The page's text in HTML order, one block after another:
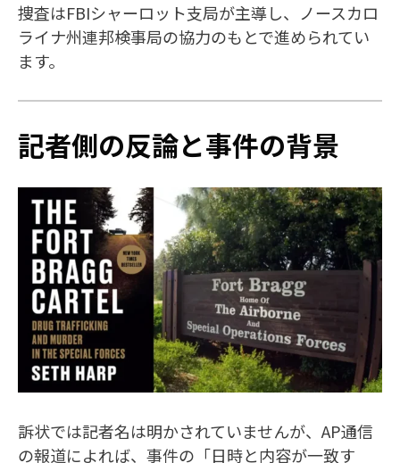
捜査はFBIシャーロット支局が主導し、ノースカロ
ライナ州連邦検事局の協力のもとで進められてい
ます。
記者側の反論と事件の背景
訴状では記者名は明かされていませんが、AP通信
の報道によれば、事件の「日時と内容が一致す